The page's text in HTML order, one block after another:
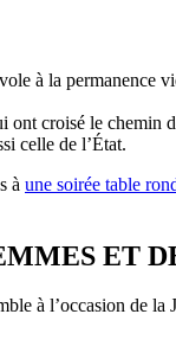
à la permanence
croisé le chemin
celle de l’État.
à une soirée table
ET
à l’occasion de